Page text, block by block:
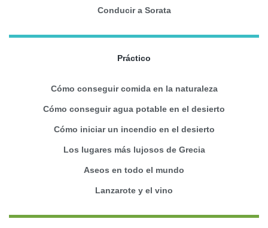
Conducir a Sorata
Práctico
Cómo conseguir comida en la naturaleza
Cómo conseguir agua potable en el desierto
Cómo iniciar un incendio en el desierto
Los lugares más lujosos de Grecia
Aseos en todo el mundo
Lanzarote y el vino